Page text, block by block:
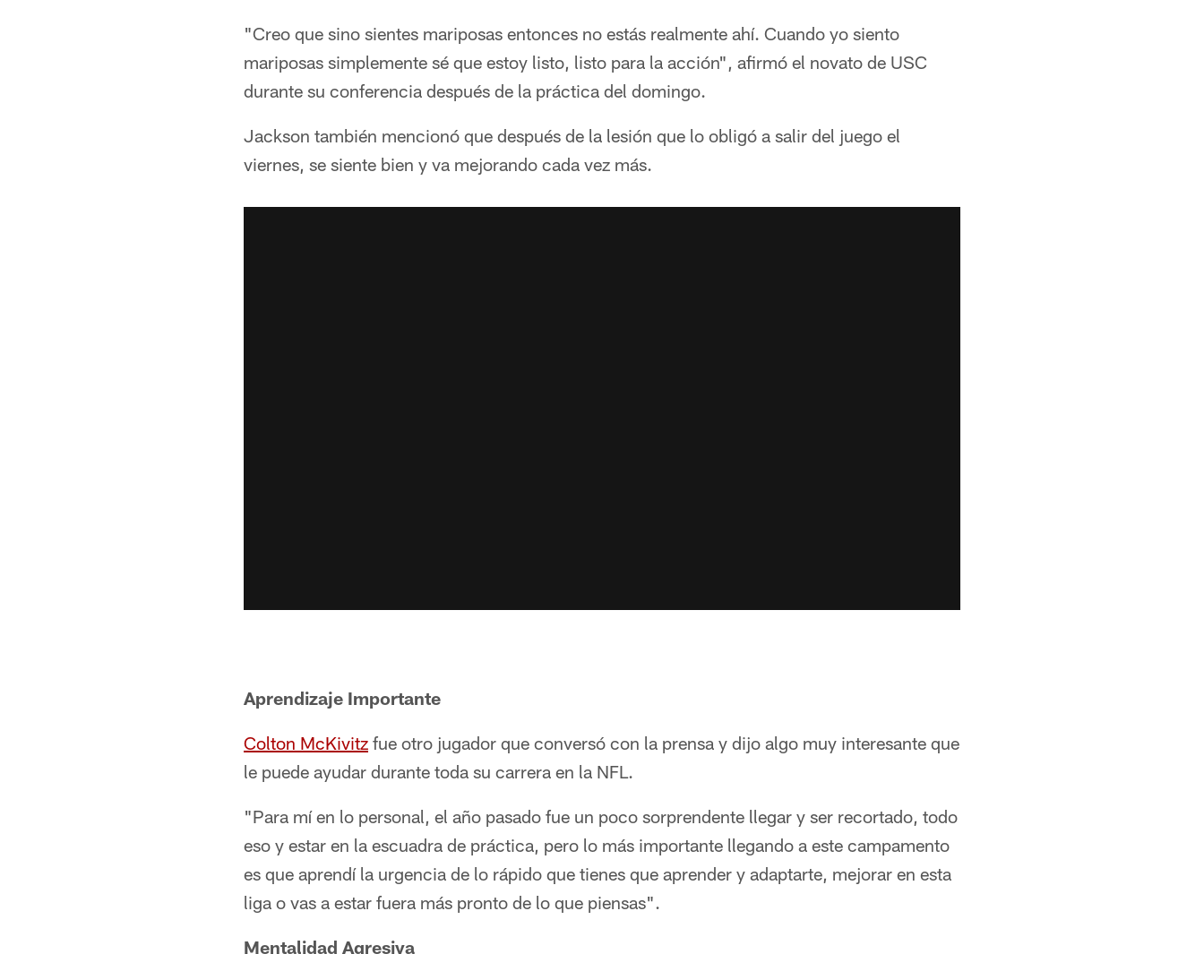
"Creo que sino sientes mariposas entonces no estás realmente ahí. Cuando yo siento
mariposas simplemente sé que estoy listo, listo para la acción", afirmó el novato de USC
durante su conferencia después de la práctica del domingo.
Jackson también mencionó que después de la lesión que lo obligó a salir del juego el
viernes, se siente bien y va mejorando cada vez más.
Aprendizaje Importante
Colton McKivitz fue otro jugador que conversó con la prensa y dijo algo muy interesante que
le puede ayudar durante toda su carrera en la NFL.
"Para mí en lo personal, el año pasado fue un poco sorprendente llegar y ser recortado, todo
eso y estar en la escuadra de práctica, pero lo más importante llegando a este campamento
es que aprendí la urgencia de lo rápido que tienes que aprender y adaptarte, mejorar en esta
liga o vas a estar fuera más pronto de lo que piensas".
Mentalidad Agresiva